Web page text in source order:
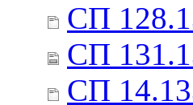
СП
СП
СП